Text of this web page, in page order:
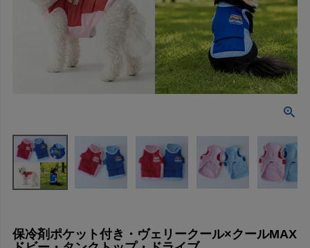
保冷剤ポケット付き・ヴェリークール×クールMAX